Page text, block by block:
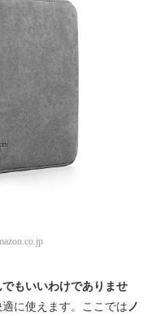
でもいいわけでありませ
に使えます。ここでは ノ